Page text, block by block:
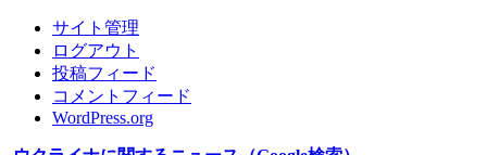
サイト管理
ログアウト
投稿フィード
コメントフィード
WordPress.org